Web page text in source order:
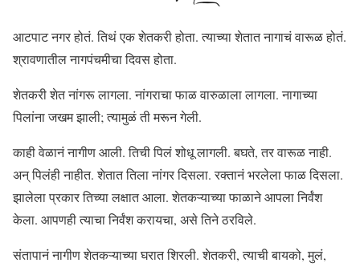
आटपाट नगर होतं. तिथं एक शेतकरी होता. त्याच्या शेतात नागाचं वारूळ होतं.
श्रावणातील नागपंचमीचा दिवस होता.
शेतकरी शेत नांगरू लागला. नांगराचा फाळ वारुळाला लागला. नागाच्या
पिलांना जखम झाली; त्यामुळं ती मरून गेली.
काही वेळानं नागीण आली. तिची पिलं शोधू लागली. बघते, तर वारूळ नाही.
अन् पिलंही नाहीत. शेतात तिला नांगर दिसला. रक्तानं भरलेला फाळ दिसला.
झालेला प्रकार तिच्या लक्षात आला. शेतकऱ्याच्या फाळाने आपला निर्वंश
केला. आपणही त्याचा निर्वंश करायचा, असे तिने ठरविले.
संतापानं नागीण शेतकऱ्याच्या घरात शिरली. शेतकरी, त्याची बायको, मुलं,